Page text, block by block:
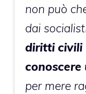
non può
dai
diritti civili
conoscere
per mere